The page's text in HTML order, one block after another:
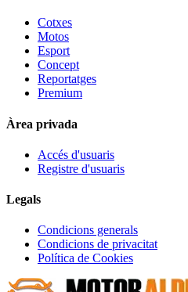
Cotxes
Motos
Esport
Concept
Reportatges
Premium
Àrea privada
Accés d'usuaris
Registre d'usuaris
Legals
Condicions generals
Condicions de privacitat
Política de Cookies